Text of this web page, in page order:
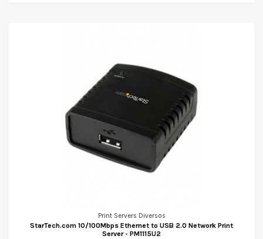
Print Servers Diversos
StarTech.com 10/100Mbps Ethernet to USB 2.0 Network Print
Server - PM1115U2